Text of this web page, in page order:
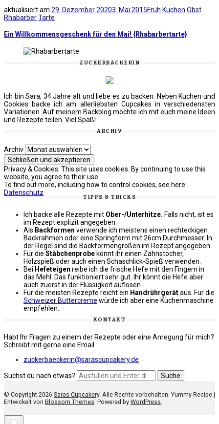
aktualisiert am 29. Dezember 20203. Mai 2015Früh Kuchen Obst
RhabarberTarte
Ein Willkommensgeschenk für den Mai! {Rhabarbertarte}
ZUCKERBÄCKERIN
Ich bin Sara, 34 Jahre alt und liebe es zu backen. Neben Kuchen und
Cookies backe ich am allerliebsten Cupcakes in verschiedensten
Variationen. Auf meinem Backblog möchte ich mit euch meine Ideen
und Rezepte teilen. Viel Spaß!
ARCHIV
Archiv
Privacy & Cookies: This site uses cookies. By continuing to use this
website, you agree to their use.
To find out more, including how to control cookies, see here:
Datenschutz
TIPPS & TRICKS
Ich backe alle Rezepte mit Ober-/Unterhitze. Falls nicht, ist es
im Rezept explizit angegeben.
Als Backformen verwende ich meistens einen rechteckigen
Backrahmen oder eine Springform mit 26cm Durchmesser. In
der Regel sind die Backformengrößen im Rezept angegeben.
Für die Stäbchenprobe könnt ihr einen Zahnstocher,
Holzspieß oder auch einen Schaschlick-Spieß verwenden.
Bei Hefeteigen reibe ich die frische Hefe mit den Fingern in
das Mehl. Das funktioniert sehr gut. Ihr könnt die Hefe aber
auch zuerst in der Flüssigkeit auflösen.
Für die meisten Rezepte reicht ein Handrührgerätaus. Für die
Schweizer Buttercreme würde ich aber eine Küchenmaschine
empfehlen.
KONTAKT
Habt Ihr Fragen zu einem der Rezepte oder eine Anregung für mich?
Schreibt mit gerne eine Email.
zuckerbaeckerin@sarascupcakery.de
Suchst du nach etwas?
© Copyright 2026 Saras Cupcakery. Alle Rechte vorbehalten. Yummy Recipe |
Entwickelt von Blossom Themes . Powered by WordPress